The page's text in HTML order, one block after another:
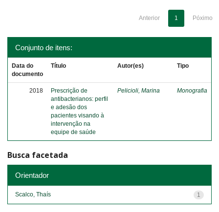
Anterior 1 Póximo
Conjunto de itens:
Data do
documento
Título Autor(es) Tipo
2018
Prescrição de
antibacterianos: perfil
e adesão dos
pacientes visando à
intervenção na
equipe de saúde
Pelicioli, Marina Monografia
Busca facetada
Orientador
1
Scalco, Thaís